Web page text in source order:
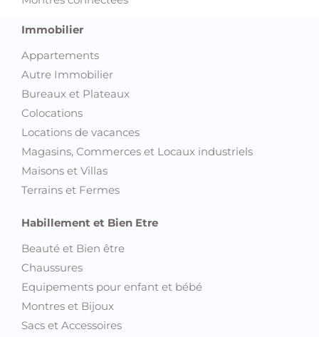
Immobilier
Appartements
Autre Immobilier
Bureaux et Plateaux
Colocations
Locations de vacances
Magasins, Commerces et Locaux industriels
Maisons et Villas
Terrains et Fermes
Habillement et Bien Etre
Beauté et Bien être
Chaussures
Equipements pour enfant et bébé
Montres et Bijoux
Sacs et Accessoires